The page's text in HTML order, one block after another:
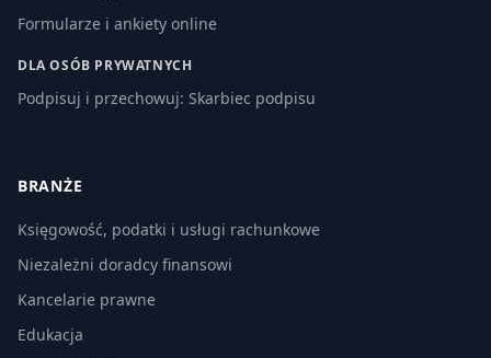
Formularze i ankiety online
DLA OSÓB PRYWATNYCH
Podpisuj i przechowuj: Skarbiec podpisu
BRANŻE
Księgowość, podatki i usługi rachunkowe
Niezależni doradcy finansowi
Kancelarie prawne
Edukacja